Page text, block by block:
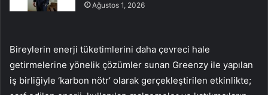
Ağustos 1, 2026
Bireylerin enerji tüketimlerini daha çevreci hale
getirmelerine yönelik çözümler sunan Greenzy ile yapılan
iş birliğiyle ‘karbon nötr’ olarak gerçekleştirilen etkinlikte;